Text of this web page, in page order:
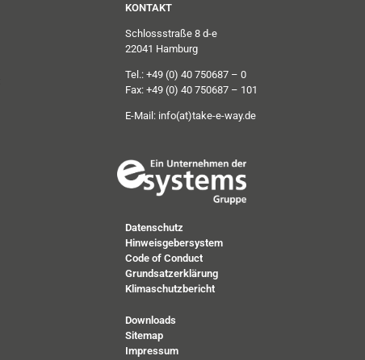
KONTAKT
Schlossstraße 8 d-e
22041 Hamburg
Tel.: +49 (0) 40 750687 – 0
Fax: +49 (0) 40 750687 – 101
E-Mail: info(at)take-e-way.de
Datenschutz
Hinweisgebersystem
Code of Conduct
Grundsatzerklärung
Klimaschutzbericht
Downloads
Sitemap
Impressum